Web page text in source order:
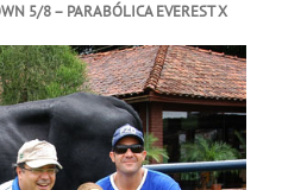
5/8 – PARABÓLICA EVEREST X